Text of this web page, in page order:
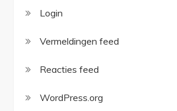
Login
Vermeldingen feed
Reacties feed
WordPress.org